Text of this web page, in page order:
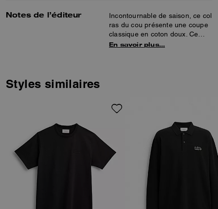
Notes de l’éditeur
Incontournable de saison, ce col
ras du cou présente une coupe
classique en coton doux. Ce
modèle sportif est complété par
En savoir plus…
Styles similaires